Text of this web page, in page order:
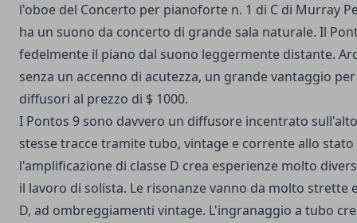
l'oboe del Concerto per pianoforte n. 1 di C di Murray
ha un suono da concerto di grande sala naturale. Il
fedelmente il piano dal suono leggermente distante.
senza un accenno di acutezza, un grande vantaggio
diffusori al prezzo di $ 1000.
I Pontos 9 sono davvero un diffusore incentrato
stesse tracce tramite tubo, vintage e corrente allo stato
l'amplificazione di classe D crea esperienze molto
il lavoro di solista. Le risonanze vanno da molto strette
D, ad ombreggiamenti vintage. L'ingranaggio a tubo